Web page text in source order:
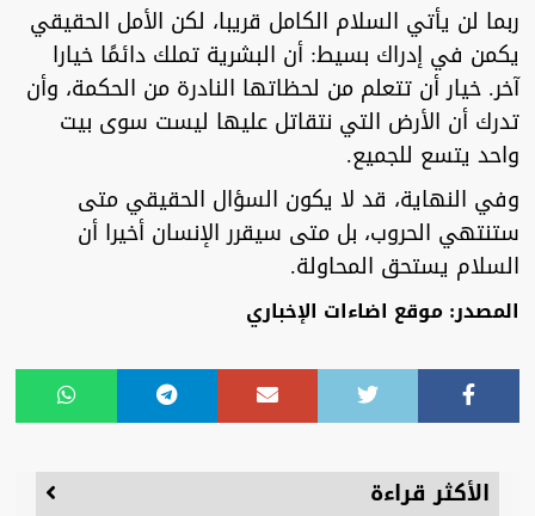
ربما لن يأتي السلام الكامل قريبا، لكن الأمل الحقيقي
يكمن في إدراك بسيط: أن البشرية تملك دائمًا خيارا
آخر. خيار أن تتعلم من لحظاتها النادرة من الحكمة، وأن
تدرك أن الأرض التي نتقاتل عليها ليست سوى بيت
واحد يتسع للجميع.
وفي النهاية، قد لا يكون السؤال الحقيقي متى
ستنتهي الحروب، بل متى سيقرر الإنسان أخيرا أن
السلام يستحق المحاولة.
المصدر: موقع اضاءات الإخباري
الأكثر قراءة